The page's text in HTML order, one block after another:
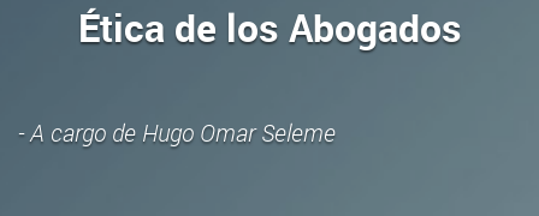
Ética de los Abogados
- A cargo de Hugo Omar Seleme